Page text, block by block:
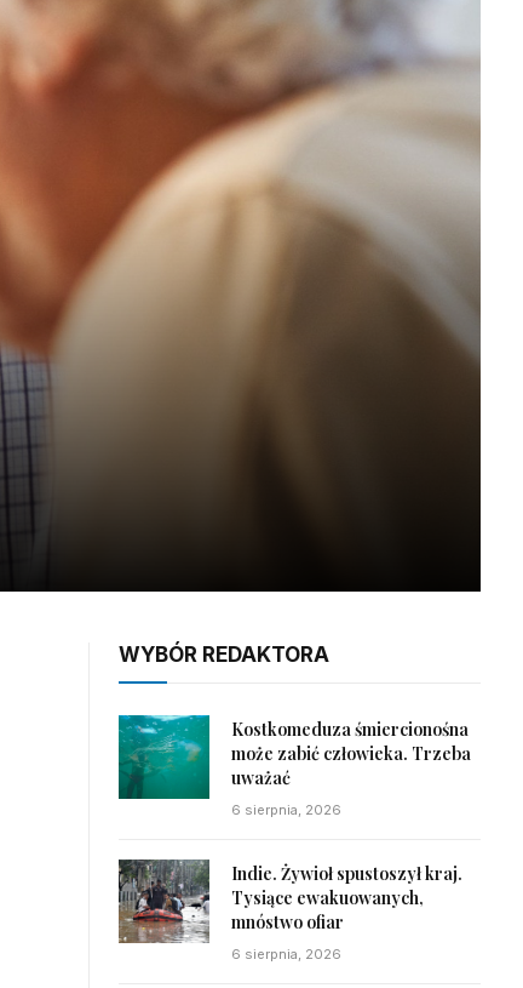
WYBÓR REDAKTORA
Kostkomeduza śmiercionośna
może zabić człowieka. Trzeba
uważać
6 sierpnia, 2026
Indie. Żywioł spustoszył kraj.
Tysiące ewakuowanych,
mnóstwo ofiar
6 sierpnia, 2026